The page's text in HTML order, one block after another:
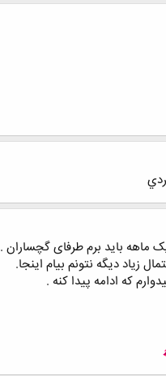
ماهه باید برم طرفای گچساران .
زیاد دیگه نتونم بیام اینجا.
که ادامه پیدا کنه .